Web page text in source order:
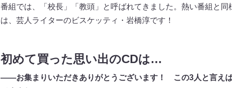
番組では、「校長」「教頭」と呼ばれてきました。熱い番組と
は、芸人ライターのビスケッティ・岩橋淳です！
初めて買った思い出のCDは…
――お集まりいただきありがとうございます！ この3人と言え